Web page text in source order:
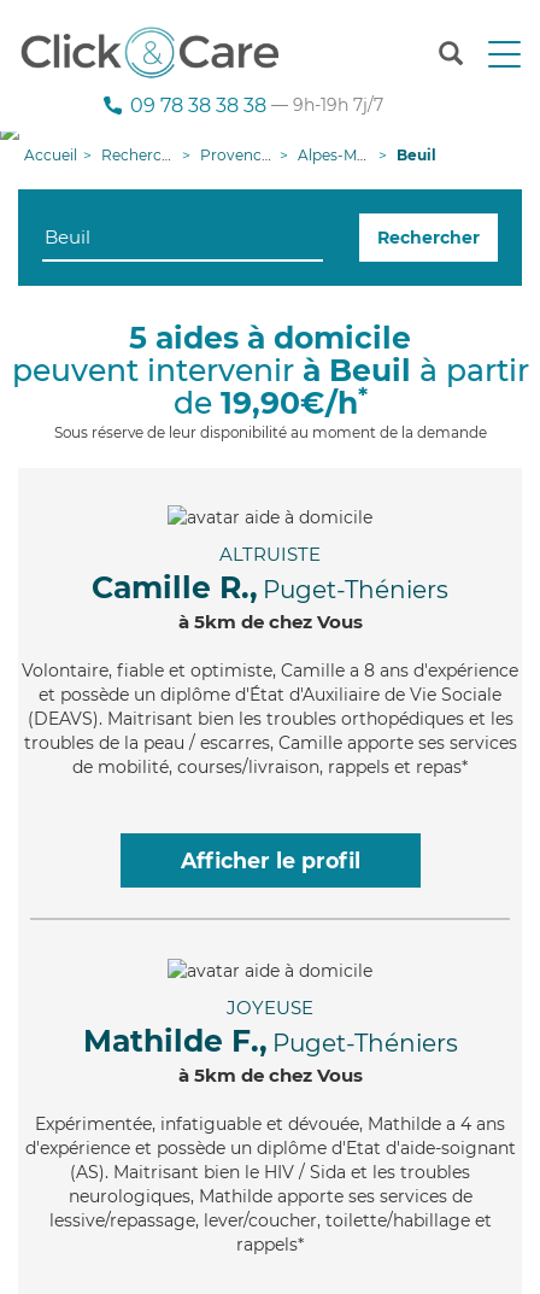
T
n
g
i
09 78 38 38 38 — 9h-19h 7j/7
Accueil Recherche aide à domicile Provence-Alpes-Côte d'Azur Alpes-Maritimes Beuil
Rechercher
5 aides à domicile
peuvent intervenir à Beuil à partir
de 19,90€/h*
Sous réserve de leur disponibilité au moment de la demande
ALTRUISTE
Camille R., Puget-Théniers
à 5km de chez Vous
Volontaire, fiable et optimiste, Camille a 8 ans d'expérience
et possède un diplôme d'État d'Auxiliaire de Vie Sociale
(DEAVS). Maitrisant bien les troubles orthopédiques et les
troubles de la peau / escarres, Camille apporte ses services
de mobilité, courses/livraison, rappels et repas*
Afficher le profil
JOYEUSE
Mathilde F., Puget-Théniers
à 5km de chez Vous
Expérimentée, infatiguable et dévouée, Mathilde a 4 ans
d'expérience et possède un diplôme d'Etat d'aide-soignant
(AS). Maitrisant bien le HIV / Sida et les troubles
neurologiques, Mathilde apporte ses services de
lessive/repassage, lever/coucher, toilette/habillage et
rappels*